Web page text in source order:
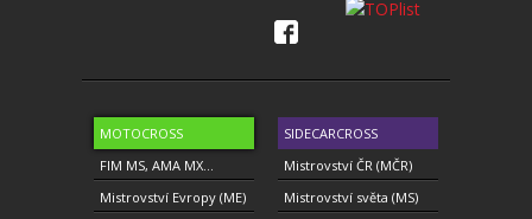
MOTOCROSS
FIM MS, AMA MX...
Mistrovství Evropy (ME)
SIDECARCROSS
Mistrovství ČR (MČR)
Mistrovství světa (MS)